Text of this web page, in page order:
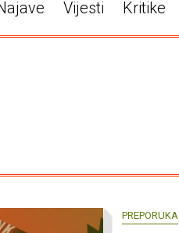
Vijesti Kritike
PREPORUKA